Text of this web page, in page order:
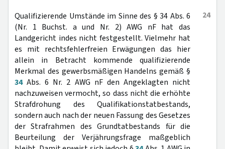
24
Qualifizierende Umstände im Sinne des § 34 Abs. 6
(Nr. 1 Buchst. a und Nr. 2) AWG nF hat das
Landgericht indes nicht festgestellt. Vielmehr hat
es mit rechtsfehlerfreien Erwägungen das hier
allein in Betracht kommende qualifizierende
Merkmal des gewerbsmäßigen Handelns gemäß §
34Abs. 6 Nr. 2 AWG nF den Angeklagten nicht
nachzuweisen vermocht, so dass nicht die erhöhte
Strafdrohung des Qualifikationstatbestands,
sondern auch nach der neuen Fassung des Gesetzes
der Strafrahmen des Grundtatbestands für die
Beurteilung der Verjährungsfrage maßgeblich